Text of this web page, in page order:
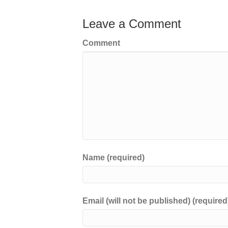
Leave a Comment
Comment
Name (required)
Email (will not be published)